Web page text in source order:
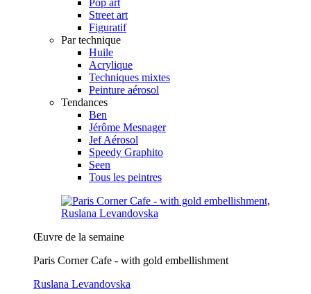
Street art
Figuratif
Par technique
Huile
Acrylique
Techniques mixtes
Peinture aérosol
Tendances
Ben
Jérôme Mesnager
Jef Aérosol
Speedy Graphito
Seen
Tous les peintres
Œuvre de la semaine
Paris Corner Cafe - with gold embellishment
Ruslana Levandovska